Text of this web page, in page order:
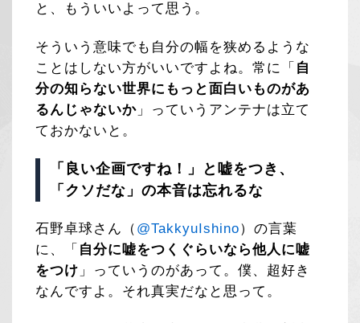
と、もういいよって思う。
そういう意味でも自分の幅を狭めるような
ことはしない方がいいですよね。常に「 自
分の知らない世界にもっと面白いものがあ
るんじゃないか 」っていうアンテナは立て
ておかないと。
「良い企画ですね！」と嘘をつき、
「クソだな」の本音は忘れるな
石野卓球さん（ @TakkyuIshino）の言葉
に、「 自分に嘘をつくぐらいなら他人に嘘
をつけ 」っていうのがあって。僕、超好き
なんですよ。それ真実だなと思って。